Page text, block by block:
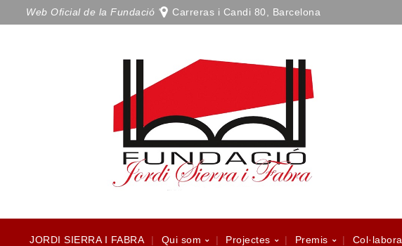
Carreras i Candi 80, Barcelona
Web Oficial de la Fundació '
JORDI SIERRA I FABRA Qui som Projectes Premis Col·labora